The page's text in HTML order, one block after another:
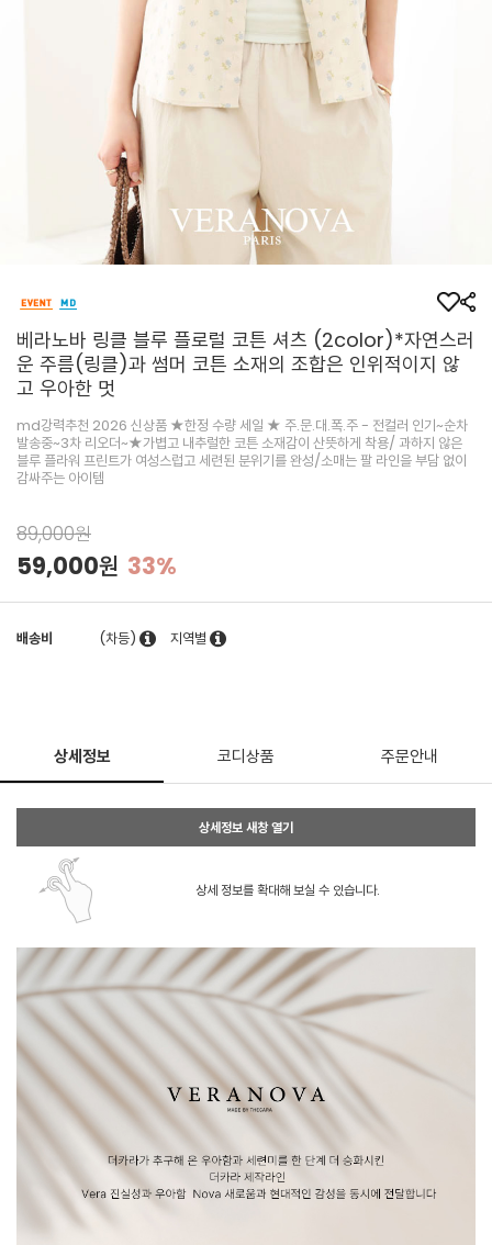
베라노바 링클 블루 플로럴 코튼 셔츠 (2color)*자연스러
운 주름(링클)과 썸머 코튼 소재의 조합은 인위적이지 않
고 우아한 멋
md강력추천 2026 신상품 ★한정 수량 세일 ★ 주.문.대.폭.주 - 전컬러 인기~순차
발송중~3차 리오더~★가볍고 내추럴한 코튼 소재감이 산뜻하게 착용/ 과하지 않은
블루 플라워 프린트가 여성스럽고 세련된 분위기를 완성/소매는 팔 라인을 부담 없이
감싸주는 아이템
89,000원
59,000원 33%
배송비 (차등) 지역별
상세정보 코디상품 주문안내
상세정보 새창 열기
상세 정보를 확대해 보실 수 있습니다.